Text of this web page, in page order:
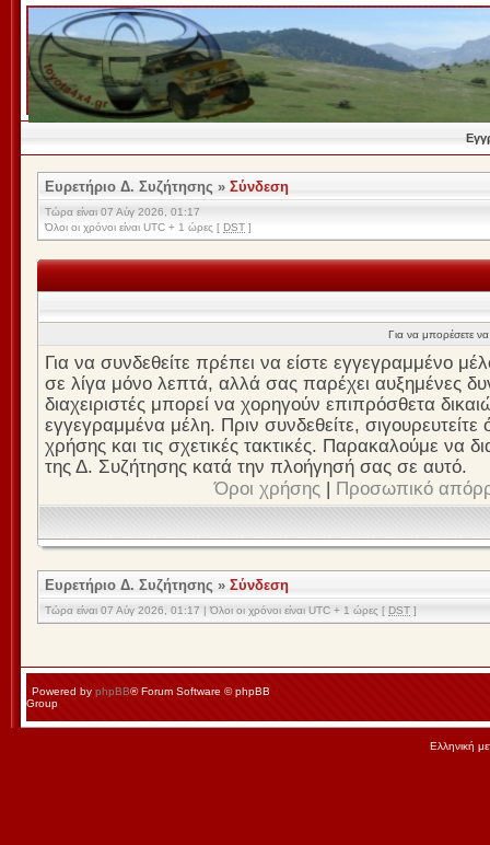
Ευρετήριο Δ. Συζήτησης » Σύνδεση
Τώρα είναι 07 Αύγ 2026, 01:17
Όλοι οι χρόνοι είναι UTC + 1 ώρες [ DST ]
Για να μπορέσετε να
Για να συνδεθείτε πρέπει να είστε εγγεγραμμένο
σε λίγα μόνο λεπτά, αλλά σας παρέχει αυξημένες
διαχειριστές μπορεί να χορηγούν επιπρόσθετα
εγγεγραμμένα μέλη. Πριν συνδεθείτε, σιγουρευτείτε
χρήσης και τις σχετικές τακτικές. Παρακαλούμε να
της Δ. Συζήτησης κατά την πλοήγησή σας σε αυτό.
Όροι χρήσης | Προσωπικό
Ευρετήριο Δ. Συζήτησης » Σύνδεση
Τώρα είναι 07 Αύγ 2026, 01:17 | Όλοι οι χρόνοι είναι UTC + 1 ώρες [ DST ]
Powered by phpBB® Forum Software © phpBB
Group
Ελληνική